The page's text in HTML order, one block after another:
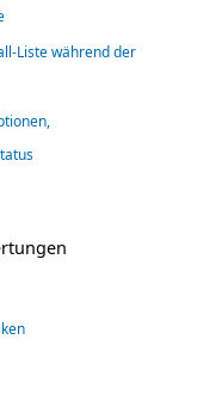
Liste während der